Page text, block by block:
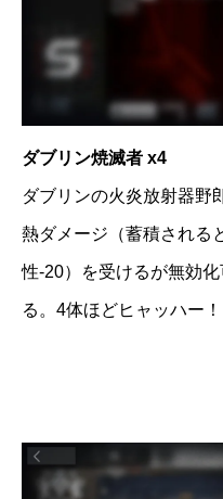
ダブリン焼滅者 x4
ダブリンの火炎放射器野
熱ダメージ（蓄積される
性-20）を受けるが無効
る。4体ほどヒャッハー！